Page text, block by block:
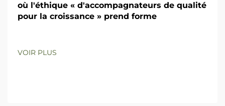
où l'éthique « d'accompagnateurs de qualité
pour la croissance » prend forme
VOIR PLUS